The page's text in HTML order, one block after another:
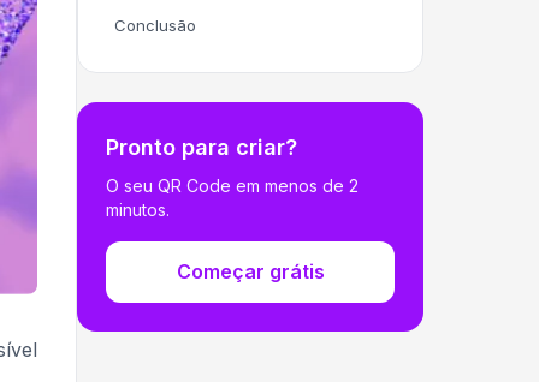
Conclusão
Pronto para criar?
O seu QR Code em menos de 2
minutos.
Começar grátis